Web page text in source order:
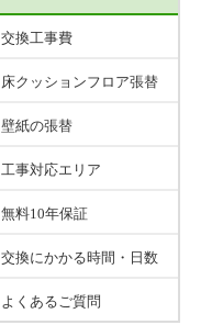
交換工事費
床クッションフロア張替
壁紙の張替
工事対応エリア
無料10年保証
交換にかかる時間・日数
よくあるご質問